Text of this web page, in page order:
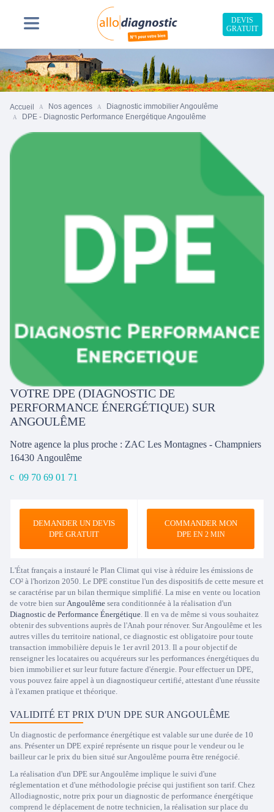
DEVIS
GRATUIT
Accueil Nos agences
Diagnostic immobilier Angoulême
DPE - Diagnostic Performance Energétique Angoulême
VOTRE DPE (DIAGNOSTIC DE
PERFORMANCE ÉNERGÉTIQUE) SUR
ANGOULÊME
Notre agence la plus proche : ZAC Les Montagnes - Champniers
16430 Angoulême
09 70 69 01 71
DEMANDER UN DEVIS
DPE GRATUIT
COMMANDER MON
DPEEN 2 MIN
L'État français a instauré le Plan Climat qui vise à réduire les émissions de
CO² à l'horizon 2050. Le DPE constitue l'un des dispositifs de cette mesure et
se caractérise par un bilan thermique simplifié. La mise en vente ou location
de votre bien surAngoulême sera conditionnée à la réalisation d'un
Diagnostic de Performance Énergétique. Il en va de même si vous souhaitez
obtenir des subventions auprès de l'Anah pour rénover. Sur Angoulême et les
autres villes du territoire national, ce diagnostic est obligatoire pour toute
transaction immobilière depuis le 1er avril 2013. Il a pour objectif de
renseigner les locataires ou acquéreurs sur les performances énergétiques du
bien immobilier et sur leur future facture d'énergie. Pour effectuer un DPE,
vous pouvez faire appel à un diagnostiqueur certifié, attestant d'une réussite
à l'examen pratique et théorique.
VALIDITÉ ET PRIX D'UN DPE SUR ANGOULÊME
Un diagnostic de performance énergétique est valable sur une durée de 10
ans. Présenter un DPE expiré représente un risque pour le vendeur ou le
bailleur car le prix du bien situé sur Angoulême pourra être renégocié.
La réalisation d'un DPE sur Angoulême implique le suivi d'une
réglementation et d'une méthodologie précise qui justifient son tarif. Chez
Allodiagnostic, notre prix pour un diagnostic de performance énergétique
comprend le déplacement de notre technicien, la réalisation sur place du